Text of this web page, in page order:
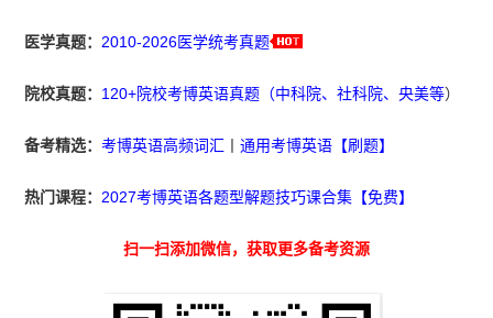
医学真题： 2010-2026医学统考真题
院校真题： 120+院校考博英语真题（中科院、社科院、央美等）
备考精选：考博英语高频词汇 丨通用考博英语【刷题】
热门课程： 2027考博英语各题型解题技巧课合集【免费】
扫一扫添加微信，获取更多备考资源